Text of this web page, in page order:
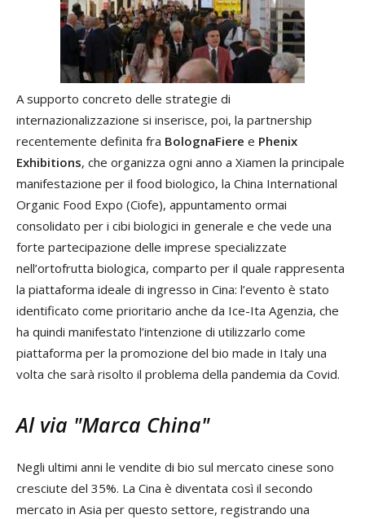
A supporto concreto delle strategie di
internazionalizzazione si inserisce, poi, la partnership
recentemente definita fra BolognaFiere e Phenix
Exhibitions, che organizza ogni anno a Xiamen la principale
manifestazione per il food biologico, la China International
Organic Food Expo (Ciofe), appuntamento ormai
consolidato per i cibi biologici in generale e che vede una
forte partecipazione delle imprese specializzate
nell’ortofrutta biologica, comparto per il quale rappresenta
la piattaforma ideale di ingresso in Cina: l’evento è stato
identificato come prioritario anche da Ice-Ita Agenzia, che
ha quindi manifestato l’intenzione di utilizzarlo come
piattaforma per la promozione del bio made in Italy una
volta che sarà risolto il problema della pandemia da Covid.
Al via "Marca China"
Negli ultimi anni le vendite di bio sul mercato cinese sono
cresciute del 35%. La Cina è diventata così il secondo
mercato in Asia per questo settore, registrando una